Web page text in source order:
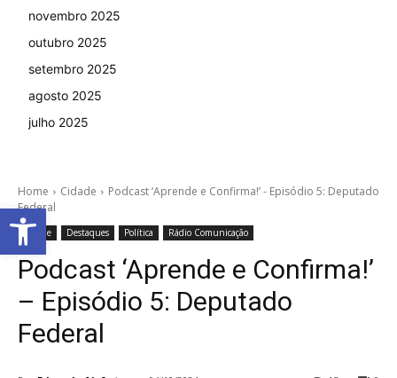
novembro 2025
outubro 2025
setembro 2025
agosto 2025
julho 2025